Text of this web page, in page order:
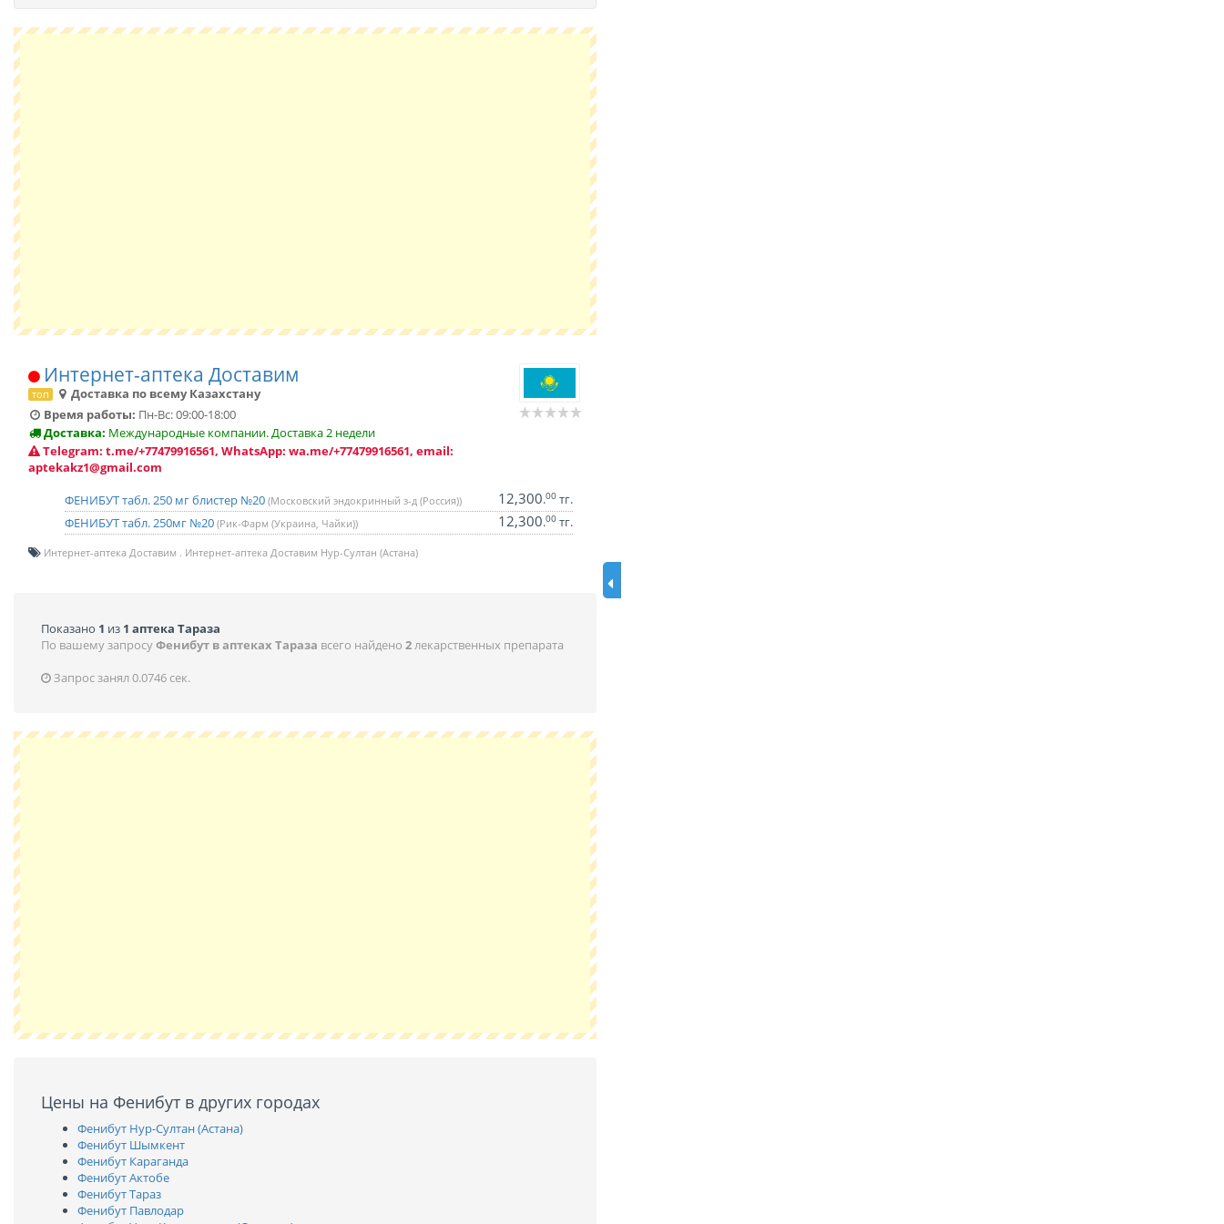
Интернет-аптека Доставим
топ
Доставка по всему Казахстану
Время работы: Пн-Вс: 09:00-18:00
Доставка: Международные компании. Доставка 2 недели
Telegram: t.me/+77479916561, WhatsApp: wa.me/+77479916561, email:
aptekakz1@gmail.com
ФЕНИБУТ табл. 250 мг блистер №20 (Московский эндокринный з-д (Россия)) 12,300.00тг.
ФЕНИБУТ табл. 250мг №20 (Рик-Фарм (Украина, Чайки)) 12,300.00тг.
Интернет-аптека Доставим Интернет-аптека Доставим Нур-Султан (Астана)
Показано 1 из 1 аптека Тараза
По вашему запросуФенибут в аптеках Тараза всего найдено 2лекарственных препарата
Запрос занял 0.0746 сек.
Цены на Фенибут в других городах
Фенибут Нур-Султан (Астана)
Фенибут Шымкент
Фенибут Караганда
Фенибут Актобе
Фенибут Тараз
Фенибут Павлодар